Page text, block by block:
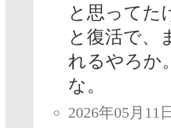
と思ってた
と復活で、
れるやろか
な。
2026年05月11